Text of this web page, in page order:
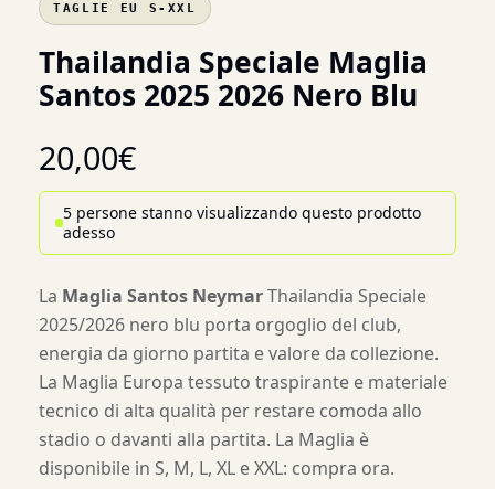
TAGLIE EU S-XXL
Thailandia Speciale Maglia
Santos 2025 2026 Nero Blu
20,00€
5 persone stanno visualizzando questo prodotto
adesso
La Maglia Santos NeymarThailandia Speciale
2025/2026 nero blu porta orgoglio del club,
energia da giorno partita e valore da collezione.
La Maglia Europa tessuto traspirante e materiale
tecnico di alta qualità per restare comoda allo
stadio o davanti alla partita. La Maglia è
disponibile in S, M, L, XL e XXL: compra ora.